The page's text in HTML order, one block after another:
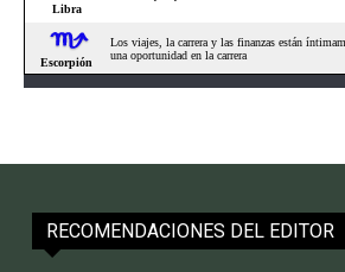
RECOMENDACIONES DEL EDITOR